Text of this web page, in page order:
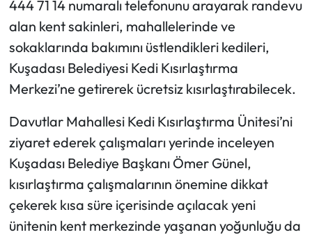
444 71 14 numaralı telefonunu arayarak randevu
alan kent sakinleri, mahallelerinde ve
sokaklarında bakımını üstlendikleri kedileri,
Kuşadası Belediyesi Kedi Kısırlaştırma
Merkezi’ne getirerek ücretsiz kısırlaştırabilecek.
Davutlar Mahallesi Kedi Kısırlaştırma Ünitesi’ni
ziyaret ederek çalışmaları yerinde inceleyen
Kuşadası Belediye Başkanı Ömer Günel,
kısırlaştırma çalışmalarının önemine dikkat
çekerek kısa süre içerisinde açılacak yeni
ünitenin kent merkezinde yaşanan yoğunluğu da